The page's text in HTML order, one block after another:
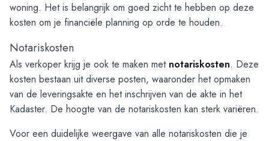
woning. Het is belangrijk om goed zicht te hebben op deze
kosten om je financiële planning op orde te houden.
Notariskosten
Als verkoper krijg je ook te maken met notariskosten. Deze
kosten bestaan uit diverse posten, waaronder het opmaken
van de leveringsakte en het inschrijven van de akte in het
Kadaster. De hoogte van de notariskosten kan sterk variëren.
Voor een duidelijke weergave van alle notariskosten die je